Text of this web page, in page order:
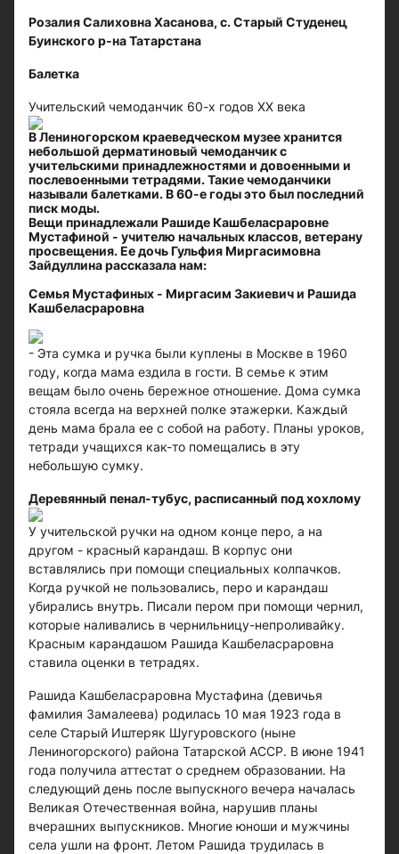
Розалия Салиховна Хасанова, с. Старый Студенец
Буинского р-на Татарстана
Балетка
Учительский чемоданчик 60-х годов XX века
В Лениногорском краеведческом музее хранится
небольшой дерматиновый чемоданчик с
учительскими принадлежностями и довоенными и
послевоенными тетрадями. Такие чемоданчики
называли балетками. В 60-е годы это был последний
писк моды.
Вещи принадлежали Рашиде Кашбеласраровне
Мустафиной - учителю начальных классов, ветерану
просвещения. Ее дочь Гульфия Миргасимовна
Зайдуллина рассказала нам:
Семья Мустафиных - Миргасим Закиевич и Рашида
Кашбеласраровна
- Эта сумка и ручка были куплены в Москве в 1960
году, когда мама ездила в гости. В семье к этим
вещам было очень бережное отношение. Дома сумка
стояла всегда на верхней полке этажерки. Каждый
день мама брала ее с собой на работу. Планы уроков,
тетради учащихся как-то помещались в эту
небольшую сумку.
Деревянный пенал-тубус, расписанный под хохлому
У учительской ручки на одном конце перо, а на
другом - красный карандаш. В корпус они
вставлялись при помощи специальных колпачков.
Когда ручкой не пользовались, перо и карандаш
убирались внутрь. Писали пером при помощи чернил,
которые наливались в чернильницу-непроливайку.
Красным карандашом Рашида Кашбеласраровна
ставила оценки в тетрадях.
Рашида Кашбеласраровна Мустафина (девичья
фамилия Замалеева) родилась 10 мая 1923 года в
селе Старый Иштеряк Шугуровского (ныне
Лениногорского) района Татарской АССР. В июне 1941
года получила аттестат о среднем образовании. На
следующий день после выпускного вечера началась
Великая Отечественная война, нарушив планы
вчерашних выпускников. Многие юноши и мужчины
села ушли на фронт. Летом Рашида трудилась в